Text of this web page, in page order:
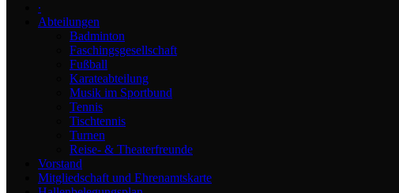
∙
Abteilungen
Badminton
Faschingsgesellschaft
Fußball
Karateabteilung
Musik im Sportbund
Tennis
Tischtennis
Turnen
Reise- & Theaterfreunde
Vorstand
Mitgliedschaft und Ehrenamtskarte